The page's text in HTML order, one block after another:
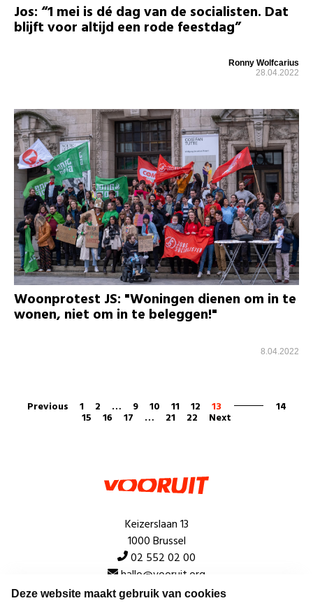
Deze website maakt gebruik van cookies
Jos: “1 mei is dé dag van de socialisten. Dat
blijft voor altijd een rode feestdag”
Ronny Wolfcarius
28.04.2022
Woonprotest JS: "Woningen dienen om in te
wonen, niet om in te beleggen!"
8.04.2022
Previous 1 2 … 9 10 11 12 13 14
15 16 17 … 21 22 Next
Keizerslaan 13
1000 Brussel
02 552 02 00
hallo@vooruit.org